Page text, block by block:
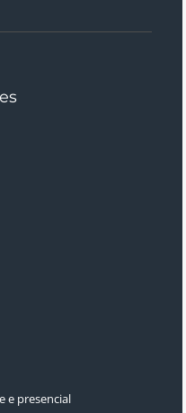
e presencial